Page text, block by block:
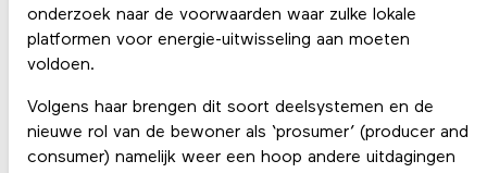
onderzoek naar de voorwaarden waar zulke lokale
platformen voor energie-uitwisseling aan moeten
voldoen.
Volgens haar brengen dit soort deelsystemen en de
nieuwe rol van de bewoner als ‘prosumer’ (producer and
consumer) namelijk weer een hoop andere uitdagingen